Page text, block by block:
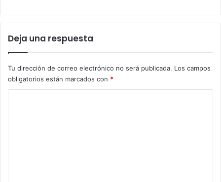
Deja una respuesta
Tu dirección de correo electrónico no será publicada. Los campos
obligatorios están marcados con *